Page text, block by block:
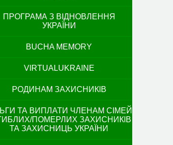
ПРОГРАМА З ВІДНОВЛЕННЯ
УКРАЇНИ
BUCHA MEMORY
VIRTUALUKRAINE
РОДИНАМ ЗАХИСНИКІВ
ТА ВИПЛАТИ ЧЛЕНАМ СІМЕЙ
ПОМЕРЛИХ ЗАХИСНИКІВ
ТА ЗАХИСНИЦЬ УКРАЇНИ